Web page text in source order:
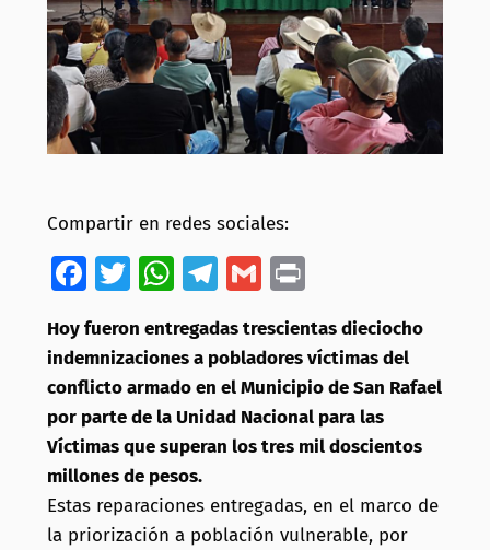
Compartir en redes sociales:
Facebook
Twitter
WhatsApp
Telegram
Gmail
Hoy fueron entregadas trescientas dieciocho
indemnizaciones a pobladores víctimas del
conflicto armado en el Municipio de San Rafael
por parte de la Unidad Nacional para las
Víctimas que superan los tres mil doscientos
millones de pesos.
Estas reparaciones entregadas, en el marco de
la priorización a población vulnerable, por